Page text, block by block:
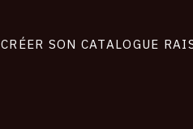
CRÉER SON CATALOGUE